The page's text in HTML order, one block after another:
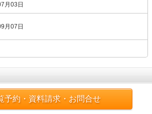
月03日
月07日
予約・資料請求・お問合せ